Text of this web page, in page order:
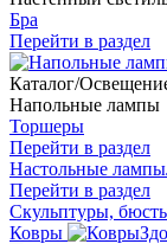
Бра
Перейти в раздел
Каталог/
Напольные лампы
Торшеры
Перейти в раздел
Настольные лампы
Перейти в раздел
Скульптуры,
Ковры